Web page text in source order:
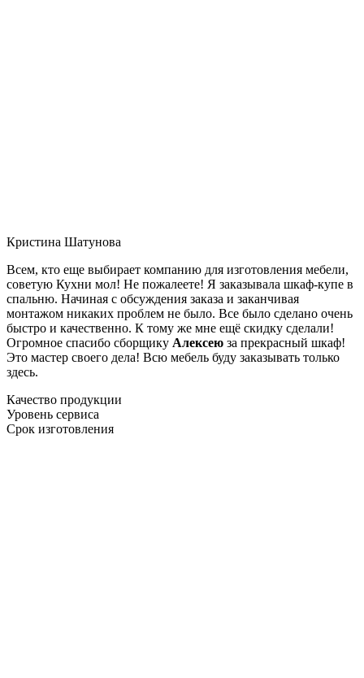
Кристина Шатунова
Всем, кто еще выбирает компанию для изготовления мебели,
советую Кухни мол! Не пожалеете! Я заказывала шкаф-купе в
спальню. Начиная с обсуждения заказа и заканчивая
монтажом никаких проблем не было. Все было сделано очень
быстро и качественно. К тому же мне ещё скидку сделали!
Огромное спасибо сборщику Алексею за прекрасный шкаф!
Это мастер своего дела! Всю мебель буду заказывать только
здесь.
Качество продукции
Уровень сервиса
Срок изготовления